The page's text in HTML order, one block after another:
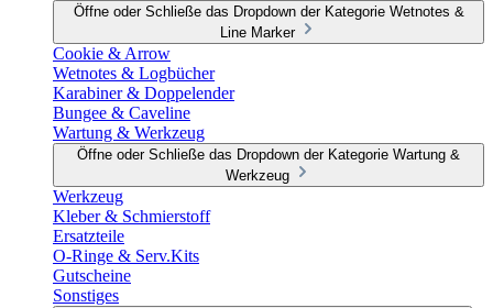
Öffne oder Schließe das Dropdown der Kategorie Wetnotes &
Line Marker
Cookie & Arrow
Wetnotes & Logbücher
Karabiner & Doppelender
Bungee & Caveline
Wartung & Werkzeug
Öffne oder Schließe das Dropdown der Kategorie Wartung &
Werkzeug
Werkzeug
Kleber & Schmierstoff
Ersatzteile
O-Ringe & Serv.Kits
Gutscheine
Sonstiges